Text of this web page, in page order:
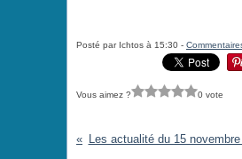
Posté par Ichtos à 15:30 -
Vous aimez ? 0 vote
Les actualité du 15